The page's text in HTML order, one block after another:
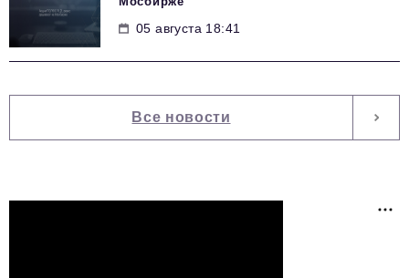
05 августа 18:41
Все новости